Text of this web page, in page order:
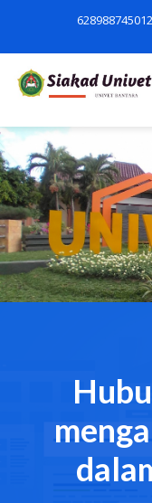
628988745012